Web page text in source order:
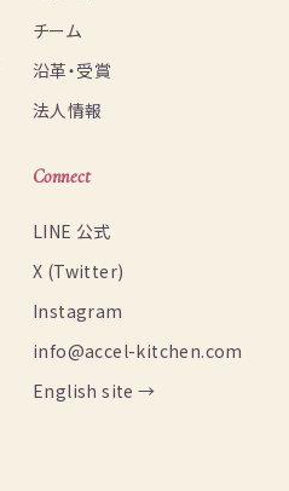
チーム
沿革・受賞
法人情報
Connect
LINE 公式
X (Twitter)
Instagram
info@accel-kitchen.com
English site →